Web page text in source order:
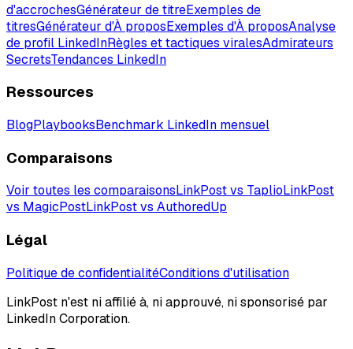
d'accrochesGénérateur de titreExemples de
titresGénérateur d'À proposExemples d'À proposAnalyse
de profil LinkedInRègles et tactiques viralesAdmirateurs
SecretsTendances LinkedIn
Ressources
BlogPlaybooksBenchmark LinkedIn mensuel
Comparaisons
Voir toutes les comparaisonsLinkPost vs TaplioLinkPost
vs MagicPostLinkPost vs AuthoredUp
Légal
Politique de confidentialitéConditions d'utilisation
LinkPost n'est ni affilié à, ni approuvé, ni sponsorisé par
LinkedIn Corporation.